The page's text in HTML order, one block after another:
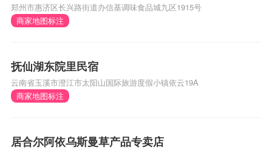
郑州市惠济区长兴路街道办信基调味食品城九区1915号
商家地图标注
抚仙湖东院里民宿
云南省玉溪市澄江市太阳山国际旅游度假小镇依云19A
商家地图标注
居合尔阿依乌斯曼草产品专卖店